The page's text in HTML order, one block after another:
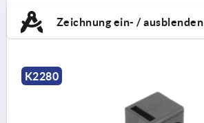
Zeichnung ein- / ausblenden
K2280